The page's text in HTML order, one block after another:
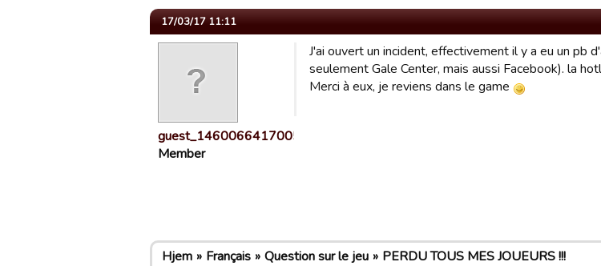
17/03/17 11:11
guest_1460066417005
Member
J'ai ouvert un incident, effectivement il y a eu un pb
seulement Gale Center, mais aussi Facebook). la
Merci à eux, je reviens dans le game
Hjem Français Question sur le jeu PERDU TOUS MES JOUEURS !!!